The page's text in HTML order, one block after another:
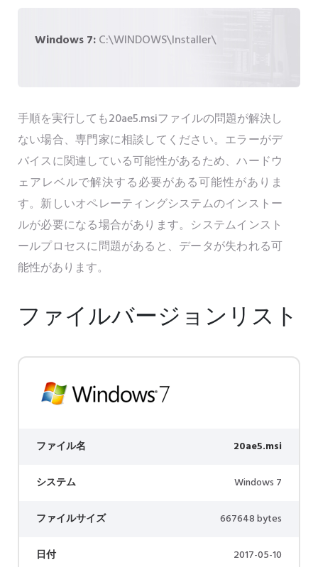
Windows 7:C:\WINDOWS\Installer\
手順を実行しても20ae5.msiファイルの問題が解決し
ない場合、専門家に相談してください。エラーがデ
バイスに関連している可能性があるため、ハードウ
ェアレベルで解決する必要がある可能性がありま
す。新しいオペレーティングシステムのインストー
ルが必要になる場合があります。システムインスト
ールプロセスに問題があると、データが失われる可
能性があります。
ファイルバージョンリスト
ファイル名 20ae5.msi
システム Windows 7
ファイルサイズ 667648 bytes
日付 2017-05-10